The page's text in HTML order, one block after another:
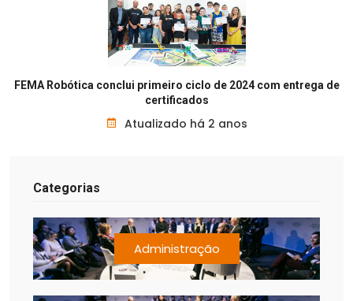
FEMA Robótica conclui primeiro ciclo de 2024 com entrega de
certificados
Atualizado há 2 anos
Categorias
Administração